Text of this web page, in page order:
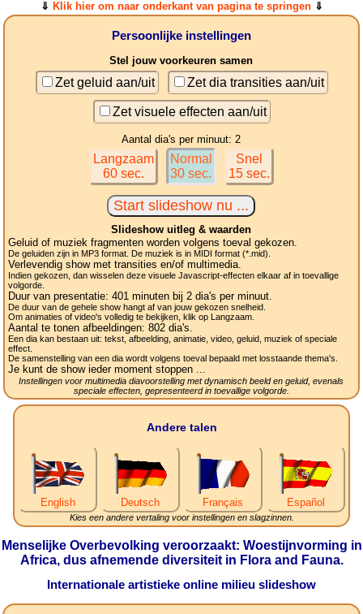
⇓ Klik hier om naar onderkant van pagina te springen⇓
Persoonlijke instellingen
Stel jouw voorkeuren samen
Zet geluid aan/uit Zet dia transities aan/uit
Zet visuele effecten aan/uit
Aantal dia's per minuut: 2
Langzaam
60 sec.
Normal
30 sec.
Snel
15 sec.
Slideshow uitleg & waarden
Geluid of muziek fragmenten worden volgens toeval gekozen.
De geluiden zijn in MP3 format. De muziek is in MIDI format (*.mid).
Verlevendig show met transities en/of multimedia.
Indien gekozen, dan wisselen deze visuele Javascript-effecten elkaar af in toevallige
volgorde.
Duur van presentatie: 401 minuten bij 2 dia's per minuut.
De duur van de gehele show hangt af van jouw gekozen snelheid.
Om animaties of video's volledig te bekijken, klik op Langzaam.
Aantal te tonen afbeeldingen: 802dia's.
Een dia kan bestaan uit: tekst, afbeelding, animatie, video, geluid, muziek of speciale
effect.
De samenstelling van een dia wordt volgens toeval bepaald met losstaande thema's.
Je kunt de show ieder moment stoppen ...
Instellingen voor multimedia diavoorstelling met dynamisch beeld en geluid, evenals
speciale effecten, gepresenteerd in toevallige volgorde.
Andere talen
English Deutsch Français Español
Kies een andere vertaling voor instellingen en slagzinnen.
Menselijke Overbevolking veroorzaakt: Woestijnvorming in
Africa, dus afnemende diversiteit in Flora and Fauna.
Internationale artistieke online milieu slideshow